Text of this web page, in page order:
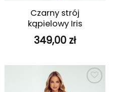
Czarny strój
kąpielowy Iris
349,00 zł